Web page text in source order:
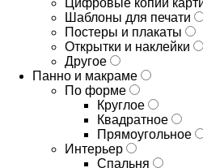
Цифровые копии
Шаблоны для печати
Постеры и плакаты
Открытки и наклейки
Другое
Панно и макраме
По форме
Круглое
Квадратное
Прямоугольное
Интерьер
Спальня